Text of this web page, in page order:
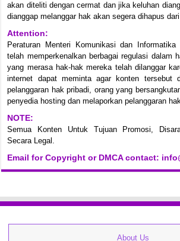
akan diteliti dengan cermat dan jika keluhan
dianggap melanggar hak akan segera dihapus
Attention:
Peraturan Menteri Komunikasi dan
telah memperkenalkan berbagai regulasi dalam
yang merasa hak-hak mereka telah dilanggar
internet dapat meminta agar konten tersebut
pelanggaran hak pribadi, orang yang
penyedia hosting dan melaporkan pelanggaran
NOTE:
Semua Konten Untuk Tujuan Promosi,
Secara Legal.
Email for Copyright or DMCA contact:
About Us